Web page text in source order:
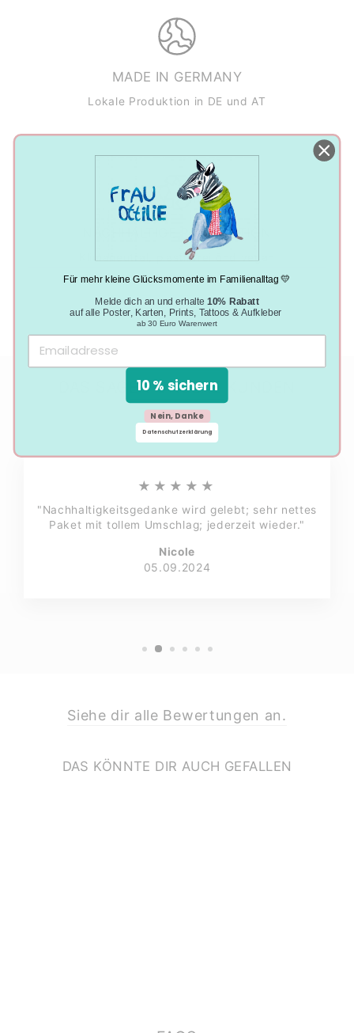
MADE IN GERMANY
Lokale Produktion in DE und AT
NACHHALTIGE PRODUKTION
Klimaneutral, plastikfrei und vegan
DAS SAGEN UNSERE KUNDEN
★★★★★
"Nachhaltigkeitsgedanke wird gelebt; sehr nettes
Paket mit tollem Umschlag; jederzeit wieder."
Nicole
05.09.2024
Siehe dir alle Bewertungen an.
DAS KÖNNTE DIR AUCH GEFALLEN
Für mehr kleine Glücksmomente im Familienalltag 💛
Melde dich an und erhalte10% Rabatt
auf alle Poster, Karten, Prints, Tattoos & Aufkleber
ab 30 Euro Warenwert
10 % sichern
Nein, Danke
Datenschutzerklärung